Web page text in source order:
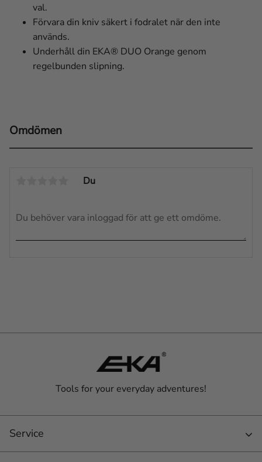
val.
Förvara din kniv säkert i fodralet när den inte
används.
Underhåll din EKA® DUO Orange genom
regelbunden slipning.
Omdömen
Du
Tools for your everyday adventures!
Service